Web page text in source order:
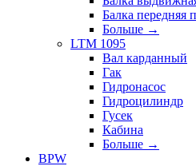
Балка передняя
Больше →
LTM 1095
Вал карданный
Гак
Гидронасос
Гидроцилиндр
Гусек
Кабина
Больше →
BPW